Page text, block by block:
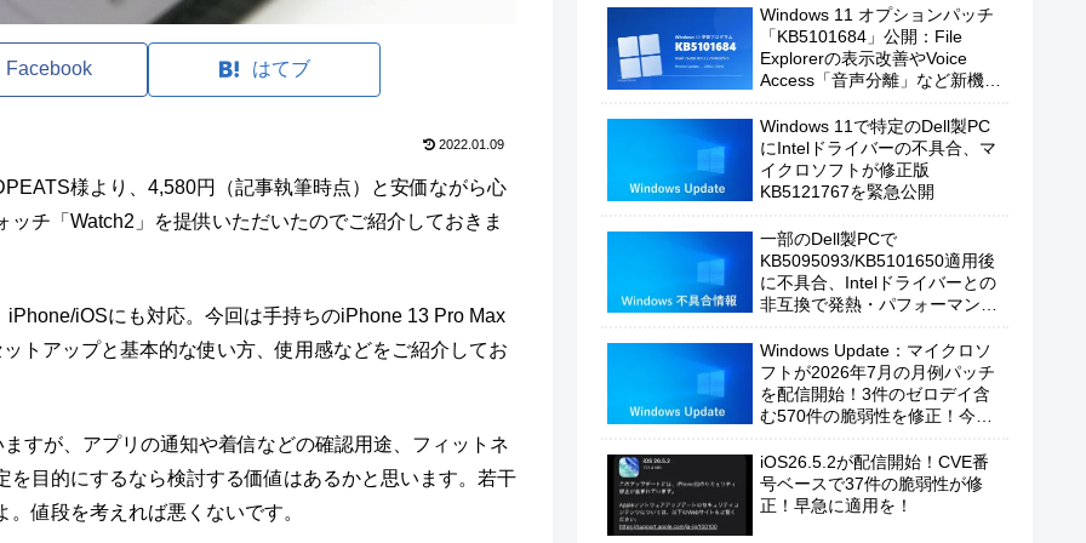
Facebook はてブ
2022.01.09
様より、4,580円（記事執筆時点）と安価ながら心
チ「Watch2」を提供いただいたのでご紹介しておきま
iOSにも対応。今回は手持ちのiPhone 13 Pro Max
トアップと基本的な使い方、使用感などをご紹介してお
すが、アプリの通知や着信などの確認用途、フィットネ
目的にするなら検討する価値はあるかと思います。若干
値段を考えれば悪くないです。
Windows 11 オプションパッチ
「KB5101684」公開：File
Explorerの表示改善やVoice
Access「音声分離」など新機能
Windows 11で特定のDell製PC
にIntelドライバーの不具合、マ
イクロソフトが修正版
KB5121767を緊急公開
一部のDell製PCで
KB5095093/KB5101650適用後
に不具合、Intelドライバーとの
非互換で発熱・パフォーマンス
Windows Update：マイクロソ
フトが2026年7月の月例パッチ
を配信開始！3件のゼロデイ含
む570件の脆弱性を修正！今す
iOS26.5.2が配信開始！CVE番
号ベースで37件の脆弱性が修
正！早急に適用を！